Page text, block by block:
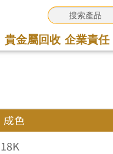
貴金屬回收 企業責任
成色
18K